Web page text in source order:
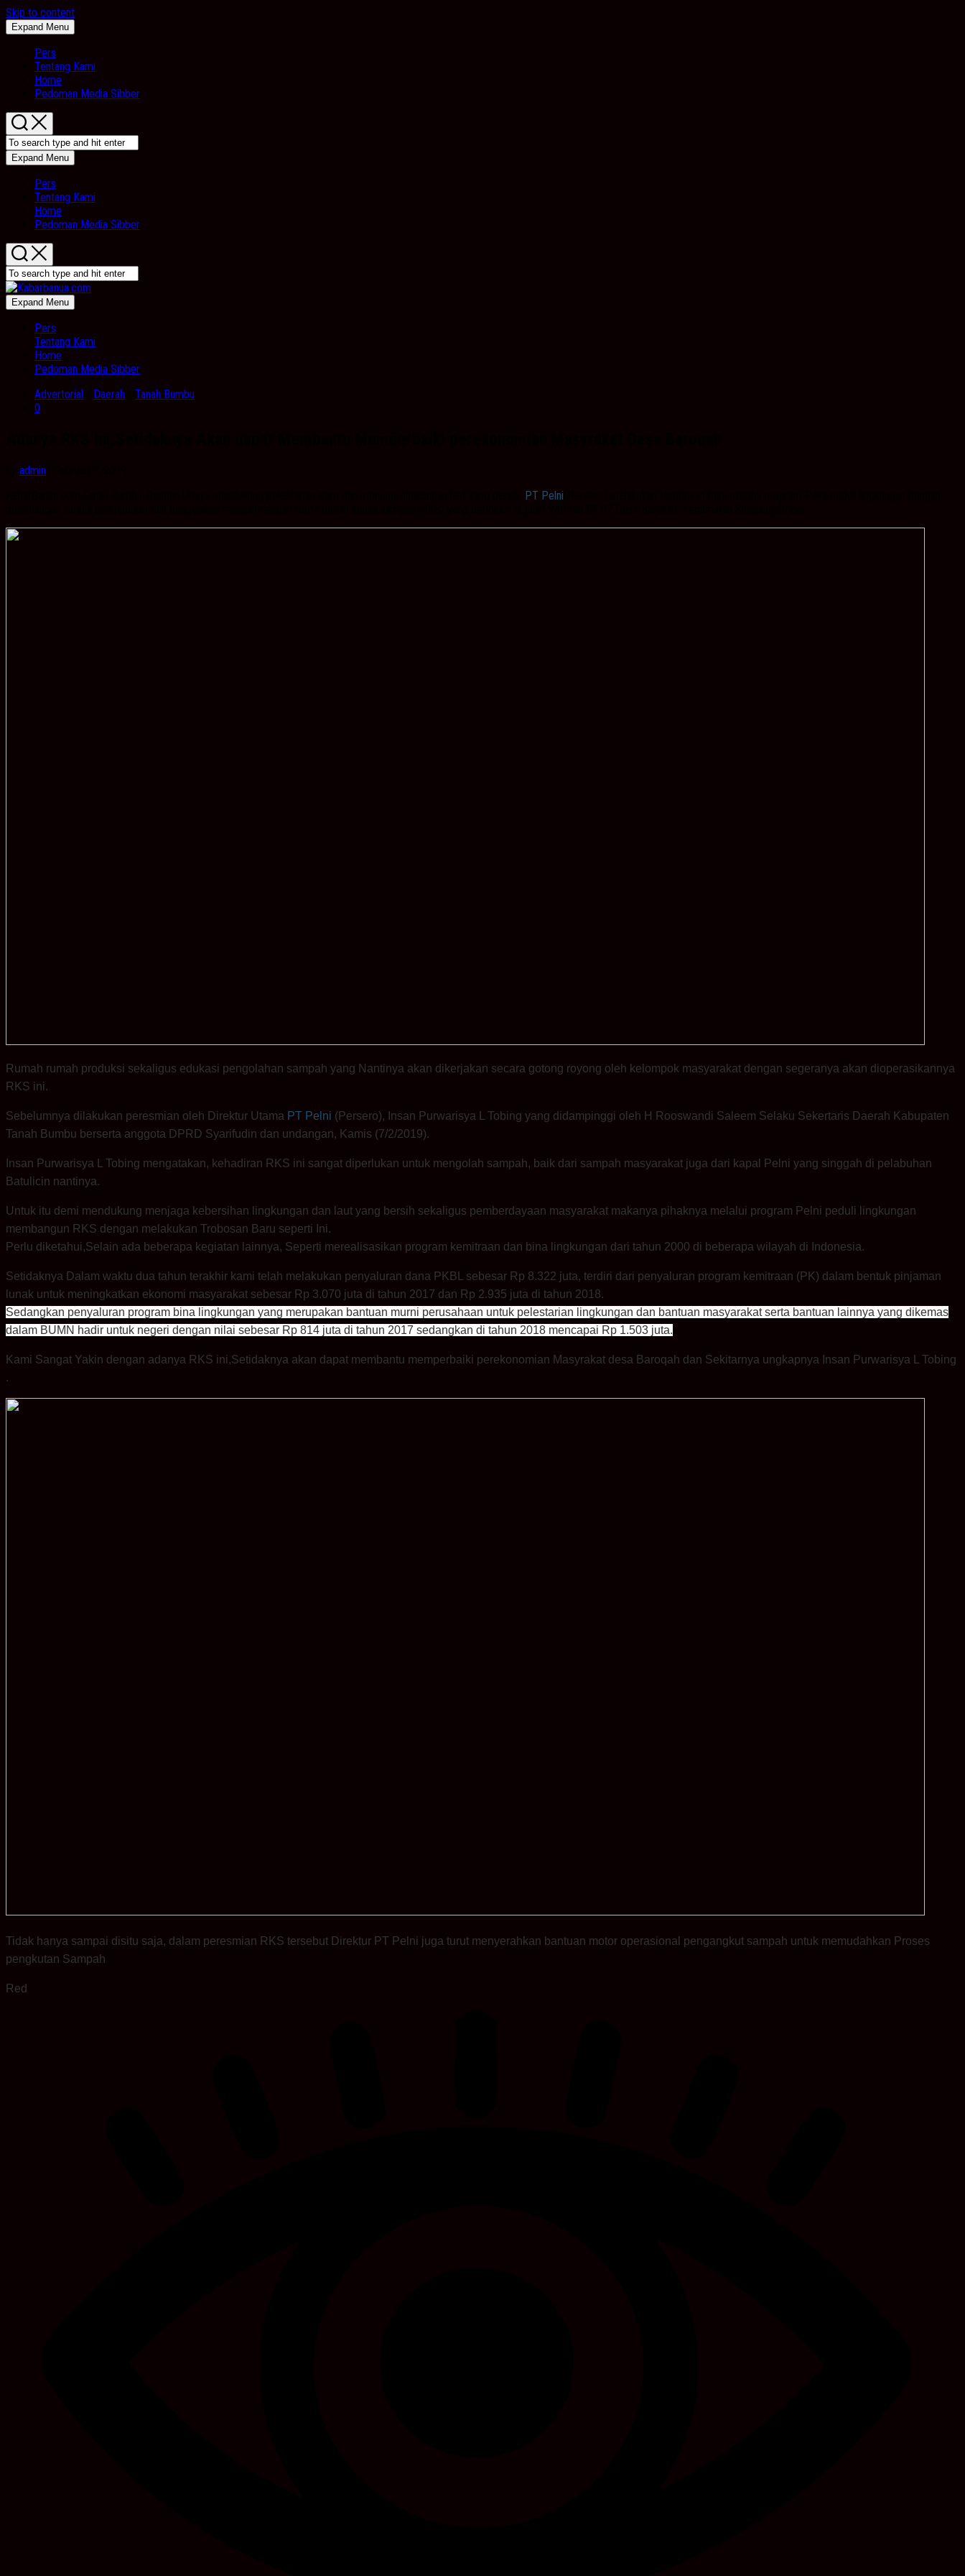
Skip to content
Expand Menu
Pers
Tentang Kami
Home
Pedoman Media Sibber
Expand Menu
Pers
Tentang Kami
Home
Pedoman Media Sibber
Expand Menu
Pers
Tentang Kami
Home
Pedoman Media Sibber
Advertorial
Daerah
Tanah Bumbu
0
admin
PT Pelni
Rumah rumah produksi sekaligus edukasi pengolahan sampah yang Nantinya akan dikerjakan secara gotong royong oleh kelompok masyarakat dengan segeranya akan dioperasikannya
RKS ini.
Sebelumnya dilakukan peresmian oleh Direktur Utama PT Pelni (Persero), Insan Purwarisya L Tobing yang didampinggi oleh H Rooswandi Saleem Selaku Sekertaris Daerah Kabupaten
Tanah Bumbu berserta anggota DPRD Syarifudin dan undangan, Kamis (7/2/2019).
Insan Purwarisya L Tobing mengatakan, kehadiran RKS ini sangat diperlukan untuk mengolah sampah, baik dari sampah masyarakat juga dari kapal Pelni yang singgah di pelabuhan
Batulicin nantinya.
Untuk itu demi mendukung menjaga kebersihan lingkungan dan laut yang bersih sekaligus pemberdayaan masyarakat makanya pihaknya melalui program Pelni peduli lingkungan
membangun RKS dengan melakukan Trobosan Baru seperti Ini.
Perlu diketahui,Selain ada beberapa kegiatan lainnya, Seperti merealisasikan program kemitraan dan bina lingkungan dari tahun 2000 di beberapa wilayah di Indonesia.
Setidaknya Dalam waktu dua tahun terakhir kami telah melakukan penyaluran dana PKBL sebesar Rp 8.322 juta, terdiri dari penyaluran program kemitraan (PK) dalam bentuk pinjaman
lunak untuk meningkatkan ekonomi masyarakat sebesar Rp 3.070 juta di tahun 2017 dan Rp 2.935 juta di tahun 2018.
Sedangkan penyaluran program bina lingkungan yang merupakan bantuan murni perusahaan untuk pelestarian lingkungan dan bantuan masyarakat serta bantuan lainnya yang dikemas
dalam BUMN hadir untuk negeri dengan nilai sebesar Rp 814 juta di tahun 2017 sedangkan di tahun 2018 mencapai Rp 1.503 juta.
Kami Sangat Yakin dengan adanya RKS ini,Setidaknya akan dapat membantu memperbaiki perekonomian Masyrakat desa Baroqah dan Sekitarnya ungkapnya Insan Purwarisya L Tobing
.
Tidak hanya sampai disitu saja, dalam peresmian RKS tersebut Direktur PT Pelni juga turut menyerahkan bantuan motor operasional pengangkut sampah untuk memudahkan Proses
pengkutan Sampah
Red